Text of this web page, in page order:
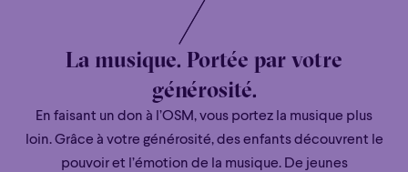
La musique. Portée par votre
générosité.
En faisant un don à l’OSM, vous portez la musique plus
loin. Grâce à votre générosité, des enfants découvrent le
pouvoir et l’émotion de la musique. De jeunes